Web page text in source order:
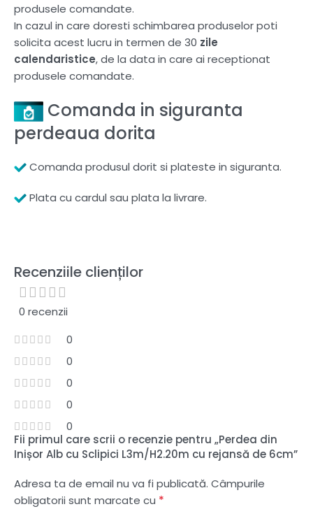
produsele comandate.
In cazul in care doresti schimbarea produselor poti
solicita acest lucru in termen de 30 zile
calendaristice, de la data in care ai receptionat
produsele comandate.
Comanda in siguranta
perdeaua dorita
Comanda produsul dorit si plateste in siguranta.
Plata cu cardul sau plata la livrare.
Recenziile clienților
0 recenzii
0
0
0
0
0
Fii primul care scrii o recenzie pentru „Perdea din
Inișor Alb cu Sclipici L3m/H2.20m cu rejansă de 6cm”
Adresa ta de email nu va fi publicată. Câmpurile
obligatorii sunt marcate cu *